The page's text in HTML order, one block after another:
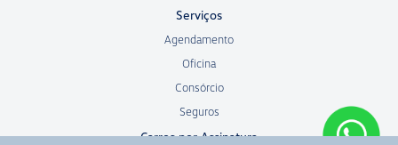
Serviços
Agendamento
Oficina
Consórcio
Seguros
Carros por Assinatura